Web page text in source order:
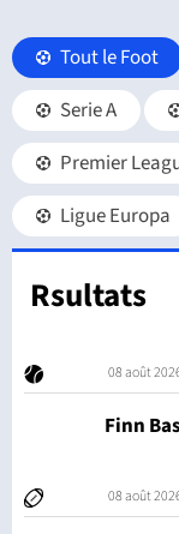
Tout le Foot
Serie A
Premier
Ligue Europa
Rsultats
08 août
Finn
08 août